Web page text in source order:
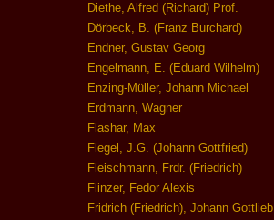
Diethe, Alfred (Richard) Prof.
Dörbeck, B. (Franz Burchard)
Endner, Gustav Georg
Engelmann, E. (Eduard Wilhelm)
Enzing-Müller, Johann Michael
Erdmann, Wagner
Flashar, Max
Flegel, J.G. (Johann Gottfried)
Fleischmann, Frdr. (Friedrich)
Flinzer, Fedor Alexis
Fridrich (Friedrich), Johann Gottlieb